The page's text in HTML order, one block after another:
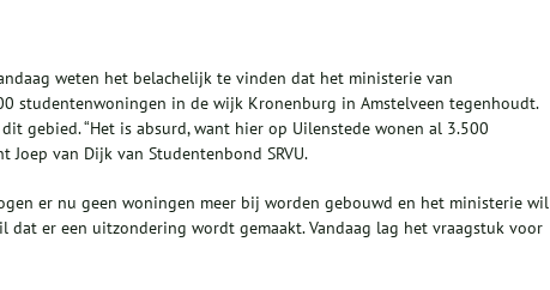
weten het belachelijk te vinden dat het ministerie van
studentenwoningen in de wijk Kronenburg in Amstelveen tegenhoudt.
gebied. “Het is absurd, want hier op Uilenstede wonen al 3.500
van Dijk van Studentenbond SRVU.
er nu geen woningen meer bij worden gebouwd en het ministerie wil
dat er een uitzondering wordt gemaakt. Vandaag lag het vraagstuk voor